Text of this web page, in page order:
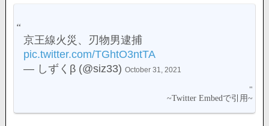
京王線火災、刃物男逮捕
pic.twitter.com/TGhtO3ntTA
— しずくβ (@siz33)October 31, 2021